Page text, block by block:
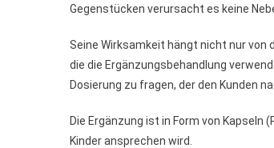
Gegenstücken verursacht es keine
Seine Wirksamkeit hängt nicht nur von
die die Ergänzungsbehandlung
Dosierung zu fragen, der den Kunden
Die Ergänzung ist in Form von Kapseln
Kinder ansprechen wird.